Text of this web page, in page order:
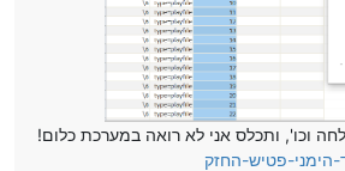
וכו', ותכלס אני לא רואה במערכת כלום!
הימני-פטיש-החזק